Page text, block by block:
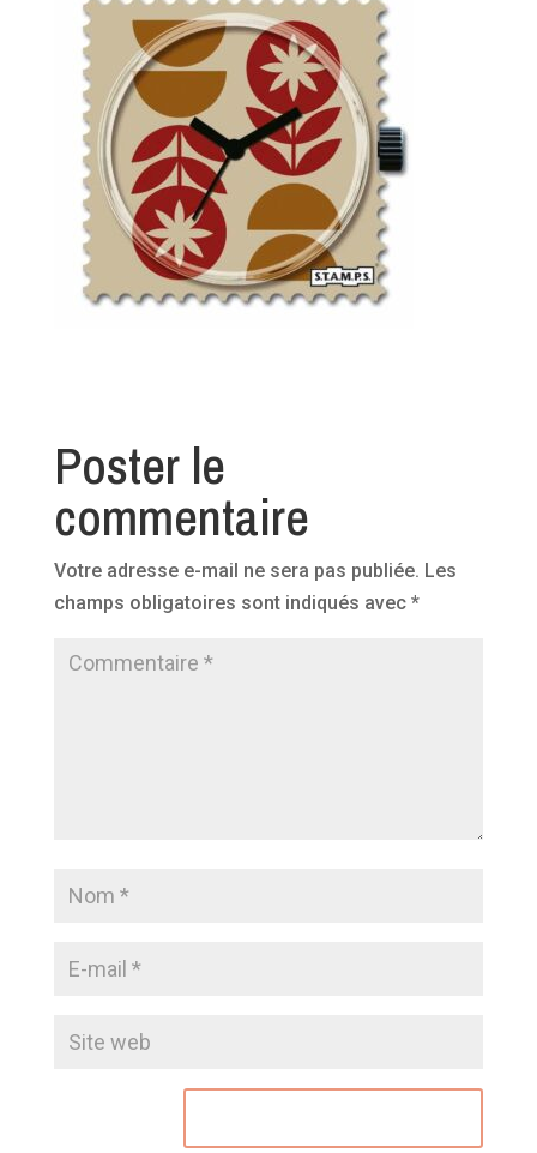
Poster le
commentaire
Votre adresse e-mail ne sera pas publiée. Les
champs obligatoires sont indiqués avec *